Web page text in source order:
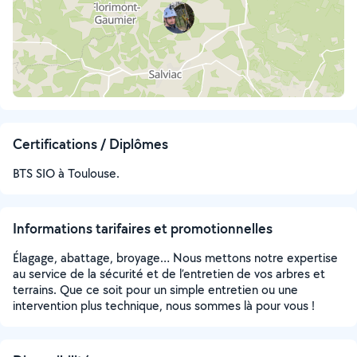
Certifications / Diplômes
BTS SIO à Toulouse.
Informations tarifaires et promotionnelles
Élagage, abattage, broyage… Nous mettons notre expertise
au service de la sécurité et de l’entretien de vos arbres et
terrains. Que ce soit pour un simple entretien ou une
intervention plus technique, nous sommes là pour vous !